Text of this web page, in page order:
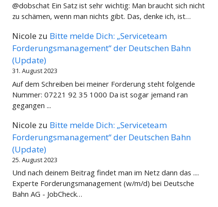
@dobschat Ein Satz ist sehr wichtig: Man braucht sich nicht
zu schämen, wenn man nichts gibt. Das, denke ich, ist…
Nicole zu Bitte melde Dich: „Serviceteam
Forderungsmanagement“ der Deutschen Bahn
(Update)
31. August 2023
Auf dem Schreiben bei meiner Forderung steht folgende
Nummer: 07221 92 35 1000 Da ist sogar jemand ran
gegangen ...
Nicole zu Bitte melde Dich: „Serviceteam
Forderungsmanagement“ der Deutschen Bahn
(Update)
25. August 2023
Und nach deinem Beitrag findet man im Netz dann das ....
Experte Forderungsmanagement (w/m/d) bei Deutsche
Bahn AG - JobCheck…